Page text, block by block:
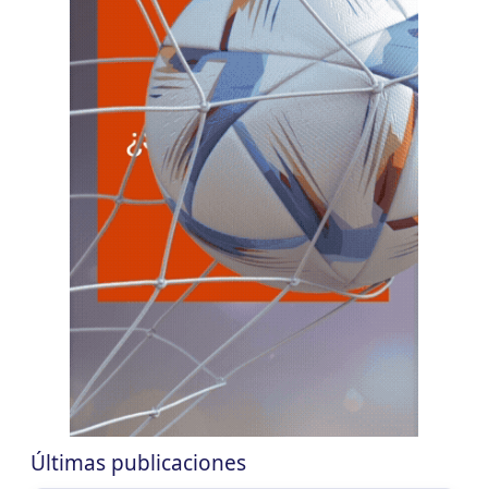
LUN
10 Agentes Ret. Perc. Chaco
CUIT 0-1-2-3-4-5-6-7-8-9-…
CHUBUT
10 CHUBUT
Agentes Ret. y Perc. Chubut 2Q
CUIT 0-1-2-3-4-5-6-7-8-9-…
LUN
CORRIENTES
IIBB Corrientes Cuota Fija
CUIT 0-2-4-6-8-…
10 CORRIENTES
Reg. Unif. Ret. y Perc. Ctes.
CUIT 2-7-…
Últimas publicaciones